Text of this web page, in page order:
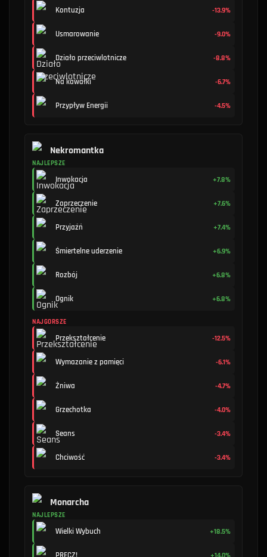
Kontuzja -13.9%
Usmarowanie -9.0%
Działo przeciwlotnicze -8.8%
Na kawałki -6.7%
Przypływ Energii -4.5%
Nekromantka
NAJLEPSZE
Inwokacja +7.8%
Zaprzeczenie +7.6%
Przyjaźń +7.4%
Śmiertelne uderzenie +6.9%
Rozbój +6.8%
Ognik +6.8%
NAJGORSZE
Przekształcenie -12.5%
Wymazanie z pamięci -6.1%
Żniwa -4.7%
Grzechotka -4.0%
Seans -3.4%
Chciwość -3.4%
Monarcha
NAJLEPSZE
Wielki Wybuch +18.5%